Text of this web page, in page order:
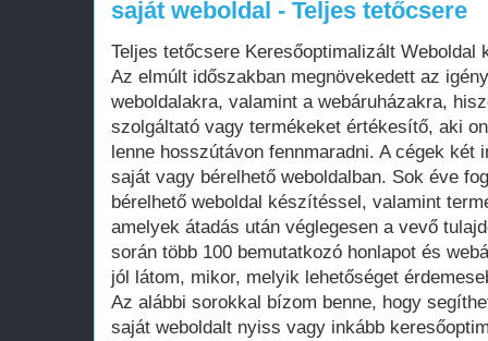
saját weboldal - Teljes tetőcsere
Teljes tetőcsere Keresőoptimalizált Weboldal
Az elmúlt időszakban megnövekedett az
weboldalakra, valamint a webáruházakra,
szolgáltató vagy termékeket értékesítő, aki
lenne hosszútávon fennmaradni. A cégek két
saját vagy bérelhető weboldalban. Sok éve
bérelhető weboldal készítéssel, valamint
amelyek átadás után véglegesen a vevő
során több 100 bemutatkozó honlapot és
jól látom, mikor, melyik lehetőséget
Az alábbi sorokkal bízom benne, hogy
saját weboldalt nyiss vagy inkább